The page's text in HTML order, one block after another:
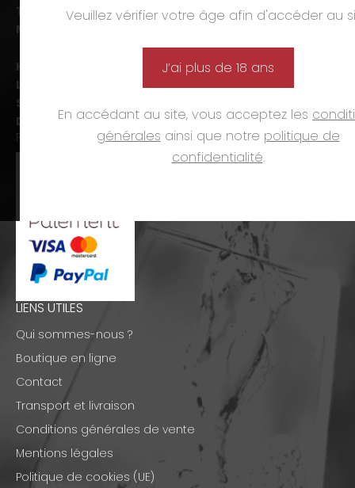
Veuillez vérifier votre âge afin d'accéder au
J’ai plus de 18 ans
En accédant au site, vous acceptez les
générales ainsi que notre politique de
confidentialité.
Tél. :
03 89 46 50 35
Mail :
Horaires d’ouverture :
Lun-ven. :
09h00-12h00 et 14h00-19h00
Sam. :
Dim. et jours fériés :fermé
PAIEMENTS
LIENS UTILES
Qui sommes-nous ?
Boutique en ligne
Contact
Transport et livraison
Conditions générales de vente
Mentions légales
Politique de cookies (UE)